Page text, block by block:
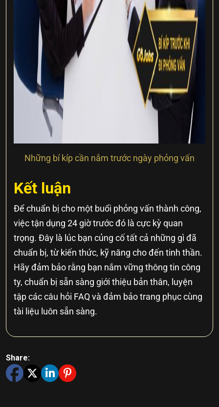
Những bí kíp cần nắm trước ngày phỏng vấn
Kết luận
Để chuẩn bị cho một buổi phỏng vấn thành công,
việc tận dụng 24 giờ trước đó là cực kỳ quan
trọng. Đây là lúc bạn củng cố tất cả những gì đã
chuẩn bị, từ kiến thức, kỹ năng cho đến tinh thần.
Hãy đảm bảo rằng bạn nắm vững thông tin công
ty, chuẩn bị sẵn sàng giới thiệu bản thân, luyện
tập các câu hỏi FAQ và đảm bảo trang phục cùng
tài liệu luôn sẵn sàng.
Share: